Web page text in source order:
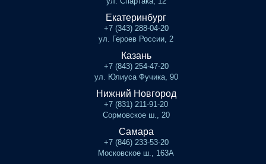
Екатеринбург
+7 (343) 288-04-20
ул. Героев России, 2
Казань
+7 (843) 254-47-20
ул. Юлиуса Фучика, 90
Нижний Новгород
+7 (831) 211-91-20
Сормовское ш., 20
Самара
+7 (846) 233-53-20
Московское ш., 163А